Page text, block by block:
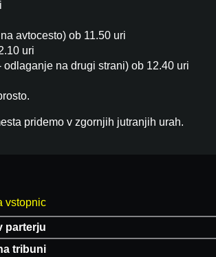
avtocesto) ob 11.50 uri
uri
na drugi strani) ob 12.40 uri
pridemo v zgornjih jutranjih urah.
vstopnic
parterju
tribuni